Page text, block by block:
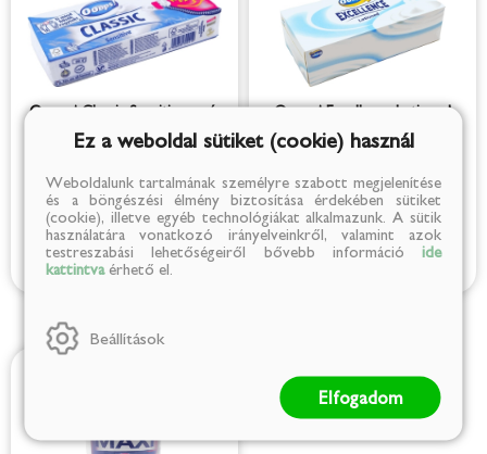
Ooops! Classic Sensitive papír
zsebkendő 90db
(5 Ft/db)
Ooops! Excellence Lotioned
dobozos 4 rétegű papír
(11 Ft/db)
Ez a weboldal sütiket (cookie) használ
Weboldalunk tartalmának személyre szabott megjelenítése
és a böngészési élmény biztosítása érdekében sütiket
(cookie), illetve egyéb technológiákat alkalmazunk. A sütik
használatára vonatkozó irányelveinkről, valamint azok
testreszabási lehetőségeiről bővebb információ ide
kattintvaérhető el.
Beállítások
Elfogadom